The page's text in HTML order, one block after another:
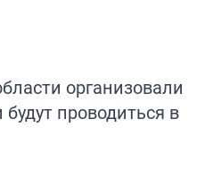
организовали
проводиться в